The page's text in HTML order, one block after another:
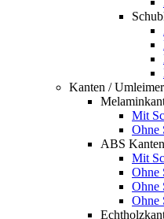
Kanten / Umleimer
Mit
Ohne
ABS Kanten
Mit
Ohne
Ohne
Ohne